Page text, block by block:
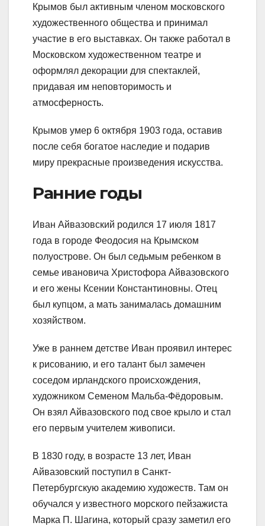
Крымов был активным членом московского
художественного общества и принимал
участие в его выставках. Он также работал в
Московском художественном театре и
оформлял декорации для спектаклей,
придавая им неповторимость и
атмосферность.
Крымов умер 6 октября 1903 года, оставив
после себя богатое наследие и подарив
миру прекрасные произведения искусства.
Ранние годы
Иван Айвазовский родился 17 июля 1817
года в городе Феодосия на Крымском
полуострове. Он был седьмым ребенком в
семье ивановича Христофора Айвазовского
и его жены Ксении Константиновны. Отец
был купцом, а мать занималась домашним
хозяйством.
Уже в раннем детстве Иван проявил интерес
к рисованию, и его талант был замечен
соседом ирландского происхождения,
художником Семеном Мальба-Фёдоровым.
Он взял Айвазовского под свое крыло и стал
его первым учителем живописи.
В 1830 году, в возрасте 13 лет, Иван
Айвазовский поступил в Санкт-
Петербургскую академию художеств. Там он
обучался у известного морского пейзажиста
Марка П. Шагина, который сразу заметил его